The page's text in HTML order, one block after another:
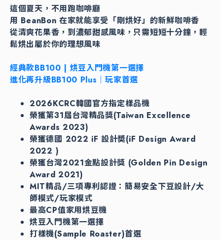
這個夏天，不用跑咖啡廳
用 BeanBon 在家就能享受「剛烘好」的新鮮咖啡香
從清爽花果香，到濃郁甜感風味，只需短短十分鐘，輕
鬆烘出屬於你的理想風味
經典款BB100 | 烘豆入門機第一選擇
進化再升級BB100 Plus｜玩家首選
2026KCRC韓國官方指定樣品機
榮獲第31屆台灣精品獎(Taiwan Excellence
Awards 2023)
榮獲德國 2022 iF 設計奬(iF Design Award
2022 )
榮獲台灣2021金點設計獎 (Golden Pin Design
Award 2021)
MIT精品/三項專利認證：簡易安全下豆設計/大
師模式/玩家模式
最高CP值家用烘豆機
烘豆入門機第一選擇
打樣機(Sample Roaster)首選